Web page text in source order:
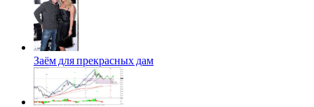
Заём для прекрасных дам